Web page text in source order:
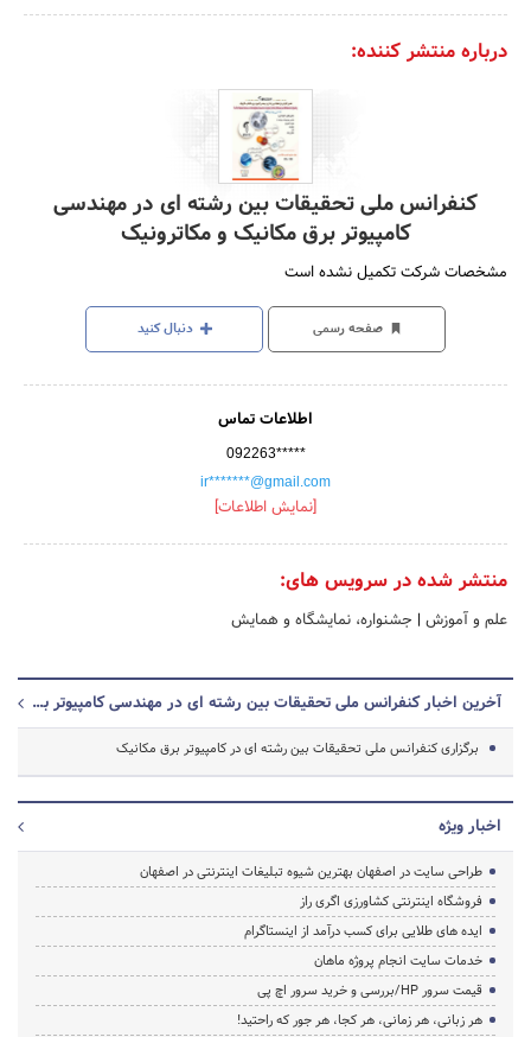
درباره منتشر کننده:
کنفرانس ملی تحقیقات بین رشته ای در مهندسی
کامپیوتر برق مکانیک و مکاترونیک
مشخصات شرکت تکمیل نشده است
صفحه رسمی دنبال کنید
اطلاعات تماس
092263*****
ir*******@gmail.com
[نمایش اطلاعات]
منتشر شده در سرویس های:
علم و آموزش | جشنواره، نمایشگاه و همایش
آخرین اخبار کنفرانس ملی تحقیقات بین رشته ای در مهندسی کامپیوتر برق مکانیک و مکاترونیک
برگزاری کنفرانس ملی تحقیقات بین رشته ای در کامپیوتر برق مکانیک
اخبار ویژه
طراحی سایت در اصفهان بهترین شیوه تبلیغات اینترنتی در اصفهان
فروشگاه اینترنتی کشاورزی اگری راز
ایده های طلایی برای کسب درآمد از اینستاگرام
خدمات سایت انجام پروژه ماهان
قیمت سرور HP/بررسی و خرید سرور اچ پی
هر زبانی، هر زمانی، هر کجا، هر جور که راحتید!